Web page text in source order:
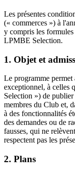
Les présentes
(« commerces ») à
y compris les
LPMBE Selection.
1. Objet et
Le programme permet
exceptionnel, à celles
Selection ») de
membres du Club et,
à des fonctionnalités
des demandes ou de
fausses, qui ne
respectent pas les
2. Plans